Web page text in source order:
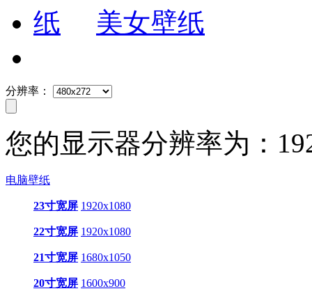
美女壁纸
分辨率：
您的显示器分辨率为：
电脑壁纸
23寸宽屏 1920x1080
22寸宽屏 1920x1080
21寸宽屏 1680x1050
20寸宽屏 1600x900